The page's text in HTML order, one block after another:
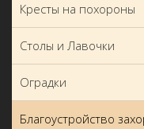
Кресты на похороны
Столы и Лавочки
Оградки
Благоустройство